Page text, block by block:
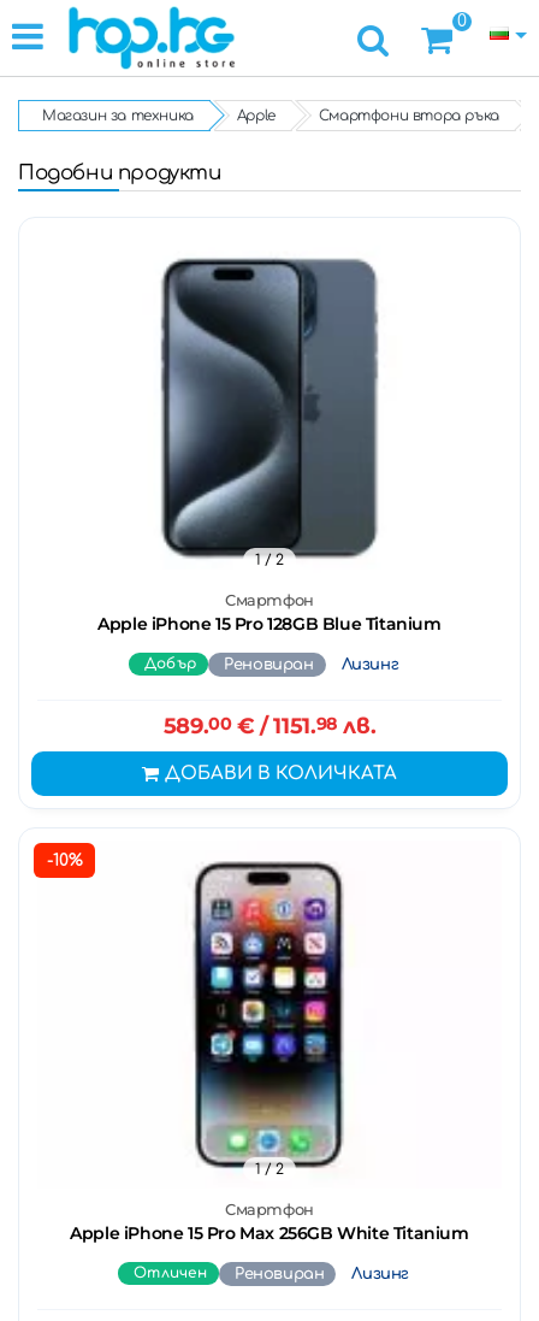
0
Магазин за техника Apple Смартфони втора ръка
Подобни продукти
Смартфон
Apple iPhone 15 Pro 128GB Blue Titanium
1/ 2
Добър Реновиран Лизинг
589.00€ / 1151.98 лв.
ДОБАВИ В КОЛИЧКАТА
-10%
Смартфон
Apple iPhone 15 Pro Max 256GB White Titanium
1/ 2
Отличен Реновиран Лизинг